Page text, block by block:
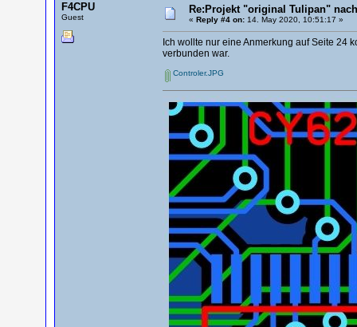
F4CPU
Guest
Re:Projekt "original Tulipan"
« Reply #4 on:14. May 2020, 10:51:17 »
Ich wollte nur eine Anmerkung auf Seite 24
verbunden war.
Controler.JPG